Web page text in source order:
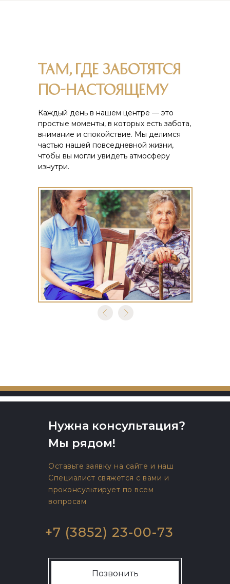
Там, где заботятся
по-настоящему
Каждый день в нашем центре — это
простые моменты, в которых есть забота,
внимание и спокойствие. Мы делимся
частью нашей повседневной жизни,
чтобы вы могли увидеть атмосферу
изнутри.
+7 (3852) 23-00-73
Нужна консультация?
Мы рядом!
Оставьте заявку на сайте и наш
Специалист свяжется с вами и
проконсультирует по всем
вопросам
Позвонить